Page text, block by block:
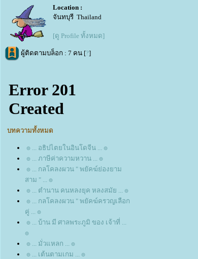
Location :
จันทบุรี Thailand
[ดู Profile ทั้งหมด]
ผู้ติดตามบล็อก : 7 คน [?]
บทความทั้งหมด
๏ ... อธิปไตยในอินโดจีน ... ๏
๏ ... ภาษีค่าความหวาน ... ๏
๏ ... กลโคลงผวน " พยัคฆ์ย่องยาม
สาม " ... ๏
๏ ... ตำนาน คนหลงยุค หลงสมัย ... ๏
๏ ... กลโคลงผวน " พยัคฆ์ครวญเลือก
คู่ ... ๏
๏ ... บ้าน มี ศาลพระภูมิ ของ เจ้าที่ ...
๏
๏ ... มั่วแหลก ... ๏
๏ ... เต้นตามเกม ... ๏